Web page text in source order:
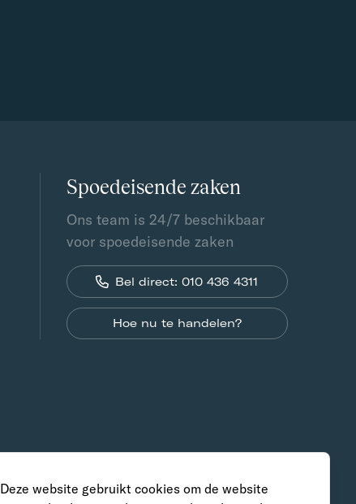
Deze website gebruikt cookies om de website
Spoedeisende zaken
Ons team is 24/7 beschikbaar
voor spoedeisende zaken
Bel direct: 010 436 4311
Hoe nu te handelen?